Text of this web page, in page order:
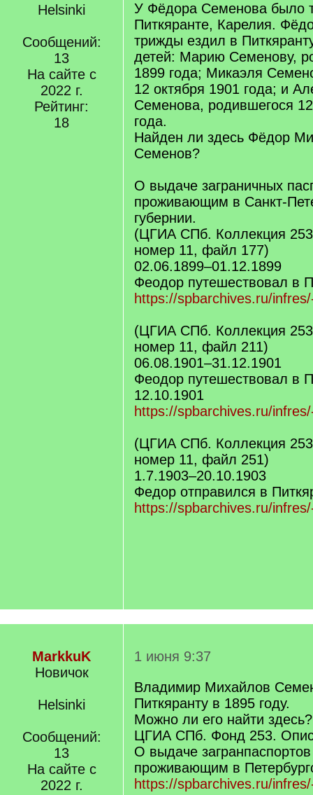
Helsinki
Сообщений:
13
На сайте с
2022 г.
Рейтинг:
18
У Фёдора Семенова было
Питкяранте, Карелия.
трижды ездил в
детей: Марию Семенову,
1899 года; Микаэля
12 октября 1901 года; и
Семенова, родившегося 12
года.
Найден ли здесь Фёдор
Семенов?
О выдаче заграничных
проживающим в Санкт-
губернии.
(ЦГИА СПб. Коллекция
номер 11, файл 177)
02.06.1899–01.12.1899
Феодор путешествовал в
https://spbarchives.ru/
(ЦГИА СПб. Коллекция
номер 11, файл 211)
06.08.1901–31.12.1901
Феодор путешествовал в
12.10.1901
https://spbarchives.ru/
(ЦГИА СПб. Коллекция
номер 11, файл 251)
1.7.1903–20.10.1903
Федор отправился в
https://spbarchives.ru/
MarkkuK
Новичок
Helsinki
Сообщений:
13
На сайте с
2022 г.
1 июня 9:37
Владимир Михайлов
Питкяранту в 1895 году.
Можно ли его найти здесь?
ЦГИА СПб. Фонд 253.
О выдаче
проживающим в
https://spbarchives.ru/